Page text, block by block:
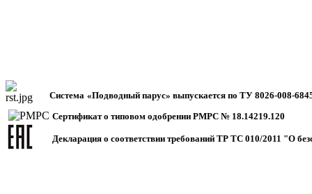
Система «Подводный парус» выпускается по ТУ 8026-008-
Сертификат о типовом одобрении РМРС № 18.14219.120
Декларация о соответствии требований ТР ТС 010/2011 "О